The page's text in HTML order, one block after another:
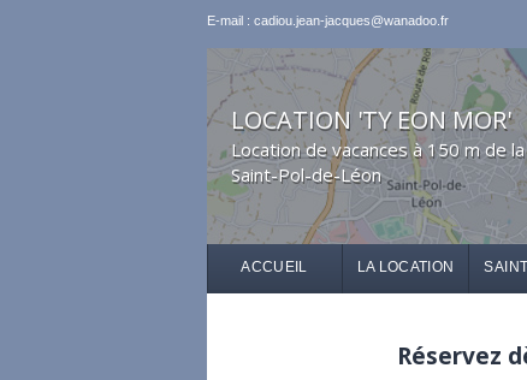
E-mail : cadiou.jean-jacques@wanadoo.fr
LOCATION 'TY EON MOR'
Location de vacances à 150 m de
Saint-Pol-de-Léon
ACCUEIL LA LOCATION
Réservez